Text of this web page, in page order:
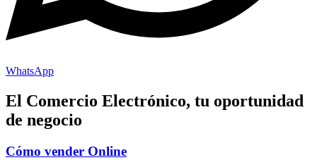
WhatsApp
El Comercio Electrónico, tu oportunidad
de negocio
Cómo vender Online